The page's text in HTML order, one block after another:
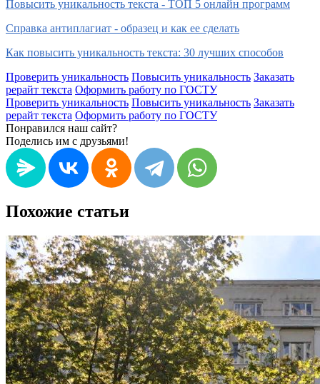
Повысить уникальность текста - ТОП 5 онлайн программ
Справка антиплагиат - образец и как ее сделать
Как повысить уникальность текста: 30 лучших способов
Проверить уникальность Повысить уникальность Заказать
рерайт текста Оформить работу по ГОСТУ
Проверить уникальность Повысить уникальность Заказать
рерайт текста Оформить работу по ГОСТУ
Понравился наш сайт?
Поделись им с друзьями!
Похожие статьи